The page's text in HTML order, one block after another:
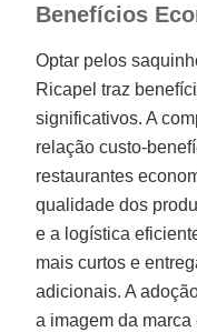
Benefícios
Optar pelos
Ricapel traz
significativos. A
relação custo-
restaurantes
qualidade dos
e a logística
mais curtos e
adicionais. A
a imagem da